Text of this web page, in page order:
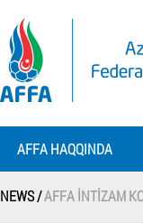
AFFA HAQQINDA
NEWS /AFFA İNTIZAM